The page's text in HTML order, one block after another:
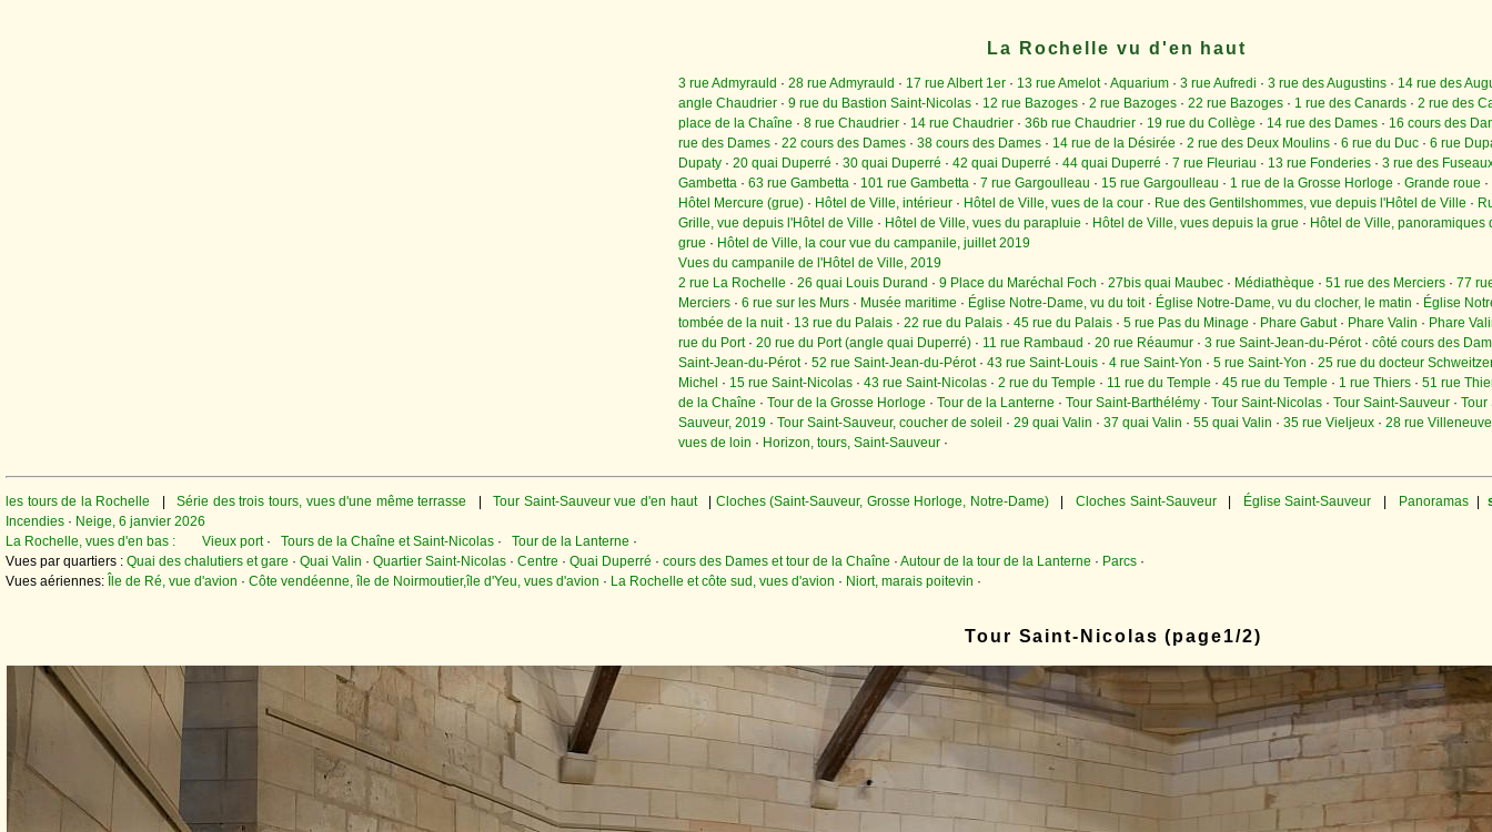
La Rochelle vu d'en haut
3 rue Admyrauld · 28 rue Admyrauld · 17 rue Albert 1er · 13 rue Amelot· Aquarium · 3 rue Aufredi · 3 rue des Augustins · 14 rue des
angle Chaudrier · 9 rue du Bastion Saint-Nicolas · 12 rue Bazoges · 2 rue Bazoges · 22 rue Bazoges · 1 rue des Canards · 2 rue des
place de la Chaîne · 8 rue Chaudrier · 14 rue Chaudrier · 36b rue Chaudrier · 19 rue du Collège · 14 rue des Dames · 16 cours des
rue des Dames · 22 cours des Dames · 38 cours des Dames · 14 rue de la Désirée · 2 rue des Deux Moulins · 6 rue du Duc · 6 rue
Dupaty · 20 quai Duperré · 30 quai Duperré · 42 quai Duperré · 44 quai Duperré · 7 rue Fleuriau · 13 rue Fonderies · 3 rue des
Gambetta · 63 rue Gambetta · 101 rue Gambetta · 7 rue Gargoulleau · 15 rue Gargoulleau · 1 rue de la Grosse Horloge · Grande roue ·
Hôtel Mercure (grue) · Hôtel de Ville, intérieur · Hôtel de Ville, vues de la cour · Rue des Gentilshommes, vue depuis l'Hôtel de Ville ·
Grille, vue depuis l'Hôtel de Ville · Hôtel de Ville, vues du parapluie · Hôtel de Ville, vues depuis la grue · Hôtel de Ville, panoramiques
grue · Hôtel de Ville, la cour vue du campanile, juillet 2019
Vues du campanile de l'Hôtel de Ville, 2019
2 rue La Rochelle · 26 quai Louis Durand · 9 Place du Maréchal Foch · 27bis quai Maubec · Médiathèque · 51 rue des Merciers · 77
Merciers · 6 rue sur les Murs · Musée maritime · Église Notre-Dame, vu du toit· Église Notre-Dame, vu du clocher, le matin · Église
tombée de la nuit· 13 rue du Palais · 22 rue du Palais · 45 rue du Palais · 5 rue Pas du Minage · Phare Gabut· Phare Valin · Phare
rue du Port· 20 rue du Port (angle quai Duperré) · 11 rue Rambaud · 20 rue Réaumur · 3 rue Saint-Jean-du-Pérot· côté cours des
Saint-Jean-du-Pérot· 52 rue Saint-Jean-du-Pérot· 43 rue Saint-Louis · 4 rue Saint-Yon · 5 rue Saint-Yon · 25 rue du docteur
Michel · 15 rue Saint-Nicolas · 43 rue Saint-Nicolas · 2 rue du Temple · 11 rue du Temple · 45 rue du Temple · 1 rue Thiers · 51 rue
de la Chaîne · Tour de la Grosse Horloge · Tour de la Lanterne · Tour Saint-Barthélémy · Tour Saint-Nicolas · Tour Saint-Sauveur · Tour
Sauveur, 2019 · Tour Saint-Sauveur, coucher de soleil · 29 quai Valin · 37 quai Valin · 55 quai Valin · 35 rue Vieljeux · 28 rue Villeneuve
vues de loin · Horizon, tours, Saint-Sauveur ·
les tours de la Rochelle Série des trois tours, vues d'une même terrasse |Tour Saint-Sauveur vue d'en haut| Cloches (Saint-Sauveur, Grosse Horloge, Notre-Dame)|Cloches Saint-Sauveur| Église Saint-Sauveur Panoramas
Incendies · Neige, 6 janvier 2026
La Rochelle, vues d'en bas : Vieux port· Tours de la Chaîne et Saint-Nicolas · Tour de la Lanterne ·
Vues par quartiers : Quai des chalutiers et gare · Quai Valin · Quartier Saint-Nicolas · Centre · Quai Duperré · cours des Dames et tour de la Chaîne · Autour de la tour de la Lanterne · Parcs ·
Vues aériennes:
Île de Ré, vue d'avion · Côte vendéenne, île de Noirmoutier,île d'Yeu, vues d'avion · La Rochelle et côte sud, vues d'avion · Niort, marais poitevin ·
Tour Saint-Nicolas (page1/2)